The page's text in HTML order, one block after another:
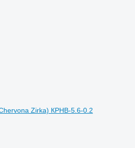
Zirka) КРНВ-5.6-0.2